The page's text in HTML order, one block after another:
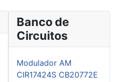
Banco de
Circuitos
Modulador AM
CIR17424S CB20772E